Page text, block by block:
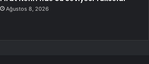
Ağustos 8, 2026